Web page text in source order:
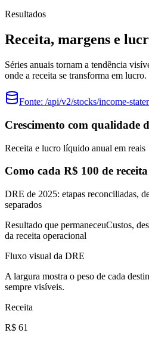
Resultados
Receita, margens e
Séries anuais tornam a tendência
onde a receita se transforma em lucro.
Fonte: /api/v2/stocks/income-
Crescimento com qualidade
Receita e lucro líquido anual em reais
Como cada R$ 100 de
DRE de 2025: etapas reconciliadas,
separados
Resultado que permaneceuCustos,
da receita operacional
Fluxo visual da DRE
A largura mostra o peso de cada
sempre visíveis.
Receita
R$ 61